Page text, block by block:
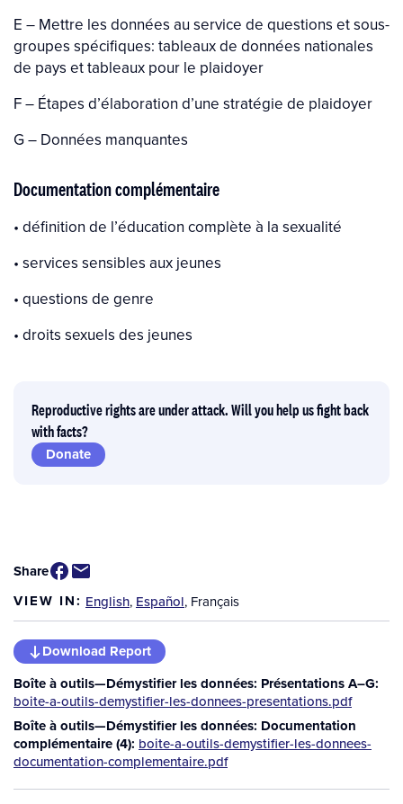
E – Mettre les données au service de questions et sous-
groupes spécifiques: tableaux de données nationales
de pays et tableaux pour le plaidoyer
F – Étapes d’élaboration d’une stratégie de plaidoyer
G – Données manquantes
Documentation complémentaire
• définition de l’éducation complète à la sexualité
• services sensibles aux jeunes
• questions de genre
• droits sexuels des jeunes
Reproductive rights are under attack. Will you help us fight back
with facts?
Donate
Share
VIEW IN: English, Español, Français
Download Report
Additional
Downloads
Boîte à outils—Démystifier les données: Présentations A–G
boite-a-outils-demystifier-les-donnees-presentations.pdf
Boîte à outils—Démystifier les données: Documentation
complémentaire (4) boite-a-outils-demystifier-les-donnees-
documentation-complementaire.pdf